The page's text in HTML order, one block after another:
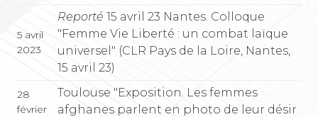
5 avril
2023
Reporté 15 avril 23 Nantes. Colloque
"Femme Vie Liberté : un combat laïque
universel" (CLR Pays de la Loire, Nantes,
15 avril 23)
28
février
Toulouse "Exposition. Les femmes
afghanes parlent en photo de leur désir